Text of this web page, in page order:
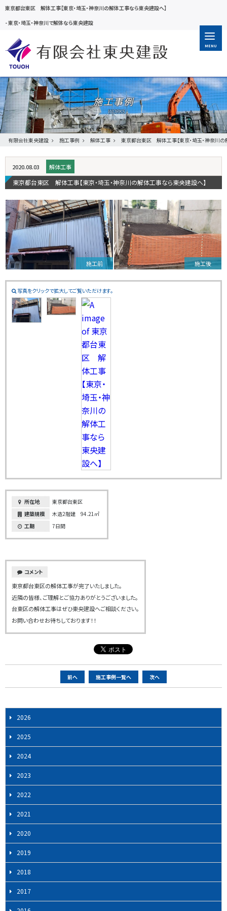
東京都台東区 解体工事【東京・埼玉・神奈川の解体工事なら東央建設へ】
-東京・埼玉・神奈川で解体なら東央建設
MENU
施工事例
有限会社東央建設 施工事例 解体工事 東京都台東区 解体工事【東京・埼玉・神奈川の
2020.08.03 解体工事
東京都台東区 解体工事【東京・埼玉・神奈川の解体工事なら東央建設へ】
施工前 施工後
写真をクリックで拡大してご覧いただけます。
所在地
東京都台東区
建築規模
木造2階建 94.21㎡
工期
7日間
コメント
東京都台東区の解体工事が完了いたしました。
近隣の皆様、ご理解とご協力ありがとうございました。
台東区の解体工事はぜひ東央建設へご相談ください。
お問い合わせお待ちしております！！
ー
ナ
ビ
ゲ
ー
シ
ョ
ン
前へ 施工事例一覧へ 次へ
2026
2025
2024
2023
2022
2021
2020
2019
2018
2017